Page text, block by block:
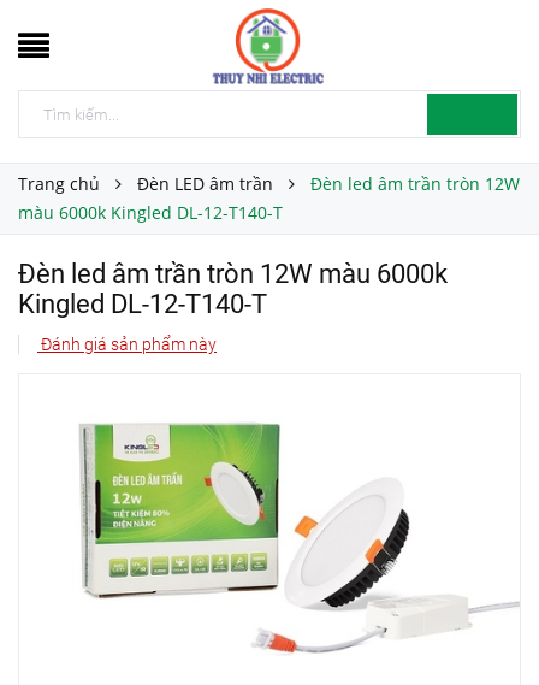
Trang chủ Đèn LED âm trần
Đèn led âm trần tròn 12W
màu 6000k Kingled DL-12-T140-T
Đèn led âm trần tròn 12W màu 6000k
Kingled DL-12-T140-T
Đánh giá sản phẩm này